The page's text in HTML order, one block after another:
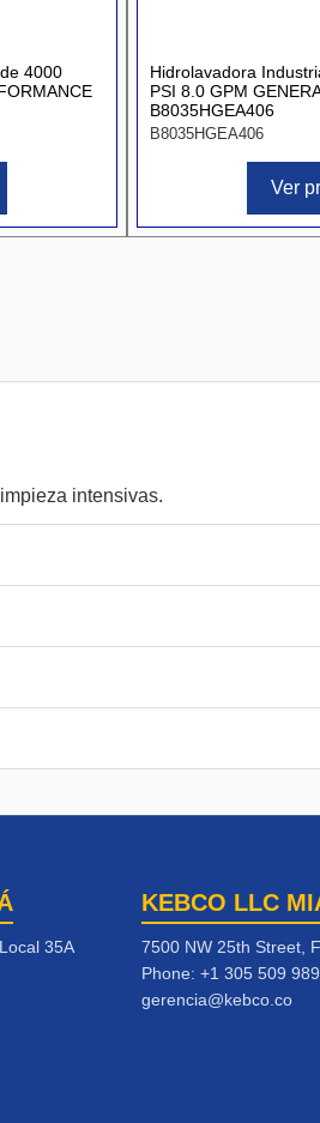
4000
Hidrolavadora
PSI 8.0 GPM
B8035HGEA406
B8035HGEA406
Ver
35A
KEBCO LLC
7500 NW 25th Street,
Phone: +1 305 509
gerencia@kebco.co